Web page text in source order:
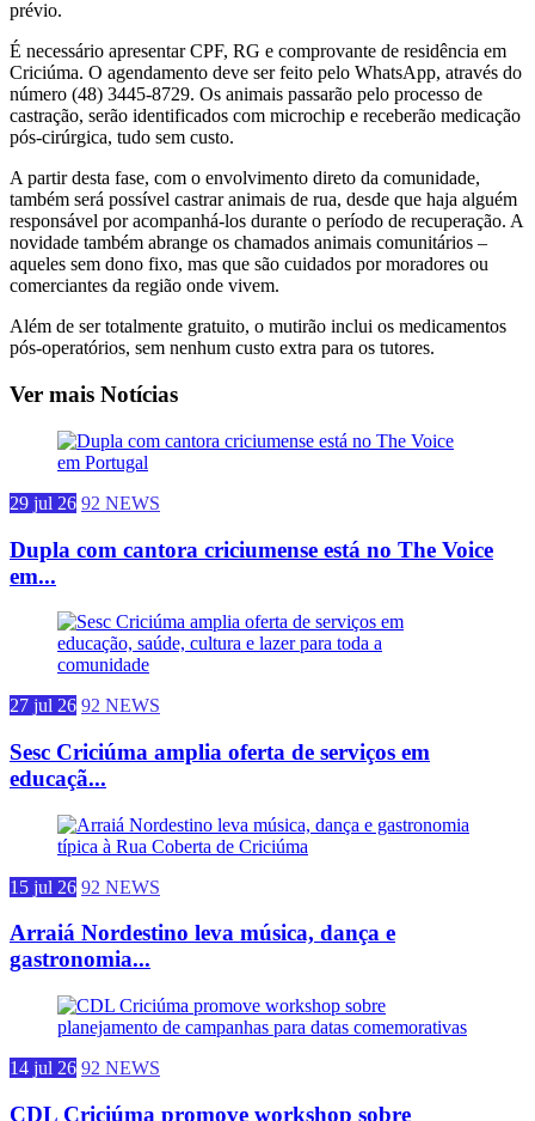
prévio.
É necessário apresentar CPF, RG e comprovante de residência em
Criciúma. O agendamento deve ser feito pelo WhatsApp, através do
número (48) 3445-8729. Os animais passarão pelo processo de
castração, serão identificados com microchip e receberão medicação
pós-cirúrgica, tudo sem custo.
A partir desta fase, com o envolvimento direto da comunidade,
também será possível castrar animais de rua, desde que haja alguém
responsável por acompanhá-los durante o período de recuperação. A
novidade também abrange os chamados animais comunitários –
aqueles sem dono fixo, mas que são cuidados por moradores ou
comerciantes da região onde vivem.
Além de ser totalmente gratuito, o mutirão inclui os medicamentos
pós-operatórios, sem nenhum custo extra para os tutores.
Ver mais Notícias
29 jul 26 92 NEWS
Dupla com cantora criciumense está no The Voice
em...
27 jul 26 92 NEWS
Sesc Criciúma amplia oferta de serviços em
educaçã...
15 jul 26 92 NEWS
Arraiá Nordestino leva música, dança e
gastronomia...
14 jul 26 92 NEWS
CDL Criciúma promove workshop sobre